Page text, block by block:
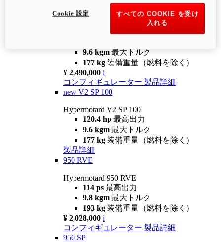
コンフィギュレーター 製品詳細
newV2 SP
Hypermotard V2 SP
9.6 kgm 最大トルク
177 kg 装備重量（燃料を除く）
¥ 2,490,000 i
コンフィギュレーター 製品詳細
new V2 SP 100
Hypermotard V2 SP 100
120.4 hp 最高出力
9.6 kgm 最大トルク
177 kg 装備重量（燃料を除く）
製品詳細
950 RVE
Hypermotard 950 RVE
114 ps 最高出力
9.8 kgm 最大トルク
193 kg 装備重量（燃料を除く）
¥ 2,028,000 i
コンフィギュレーター 製品詳細
950 SP
すべての COOKIE を受け
入れる
Cookie 設定